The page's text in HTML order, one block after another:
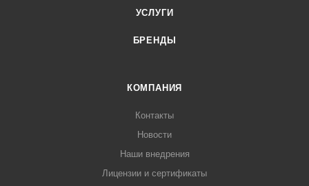
УСЛУГИ
БРЕНДЫ
КОМПАНИЯ
Контакты
Новости
Наши внедрения
Лицензии и сертификаты